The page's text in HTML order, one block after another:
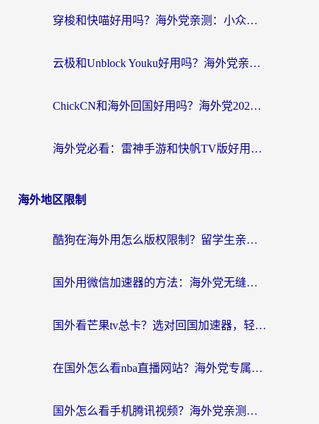
穿梭和快喵好用吗？海外党亲测：小众加速器对比+番茄加速器深度体验
云极和Unblock Youku好用吗？海外党亲测+2026回国加速器避坑指南
ChickCN和海外回国好用吗？海外党2026亲测：从手游到影音，选对加速器的3个关键
海外党必看：雷神手游和快帆TV版好用吗？3步选对回国加速器不踩坑
海外地区限制
酷狗在海外用怎么版权限制？留学生亲测：3步解决听国内音乐难题
国外用微信加速器的方法：海外党无缝连接国内生活的实用指南
国外看芒果tv总卡？选对回国加速器，轻松追《浪姐》不费劲
在国外怎么看nba直播网站？海外党专属体育观赛指南，告别地区限制！
国外怎么看手机腾讯视频？海外党亲测有效的追剧加速器选择指南